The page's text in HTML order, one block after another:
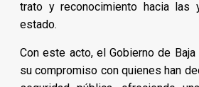
trato y reconocimiento hacia
estado.
Con este acto, el Gobierno de
su compromiso con quienes han